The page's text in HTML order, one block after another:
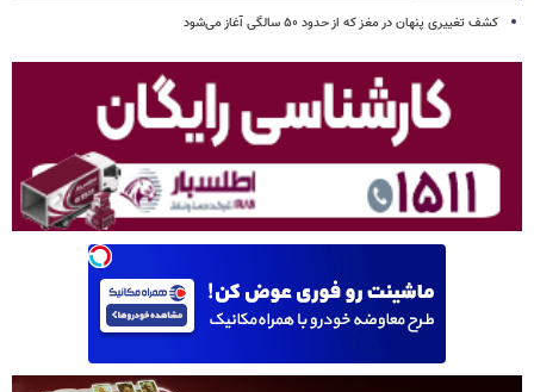
کشف تغییری پنهان در مغز که از حدود ۵۰ سالگی آغاز می‌شود